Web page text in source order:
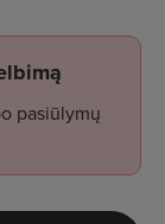
pasiūlymų